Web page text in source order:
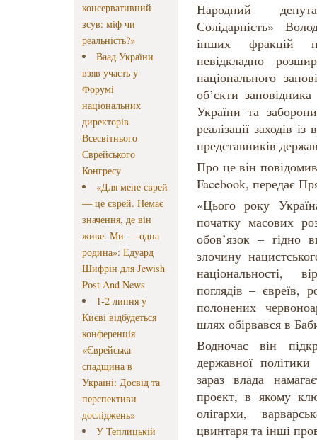
консервативний
зсув: міф чи
реальність?»
Ваад України
взяв участь у
Форумі
національних
директорів
Всесвітнього
Єврейського
Конгресу
«Для мене єврей
— це єврей. Немає
значення, де він
живе. Ми — одна
родина»: Едуард
Шифрін для Jewish
Post And News
1-2 липня у
Києві відбудеться
конференція
«Єврейська
спадщина в
Україні: Досвід та
перспективи
досліджень»
У Теплицькій
Народний
Солідарність»
інших фракцій
невідкладно
національного
об’єкти
України та
реалізації заходів
представників
Про це він
Facebook, передає
«Цього року
початку масових
обов’язок – гідно
злочину
національності,
поглядів – євреїв,
полонених
шлях обірвався в
Водночас він
державної
зараз влада
проект, в якому
олігархи,
цвинтаря та інші